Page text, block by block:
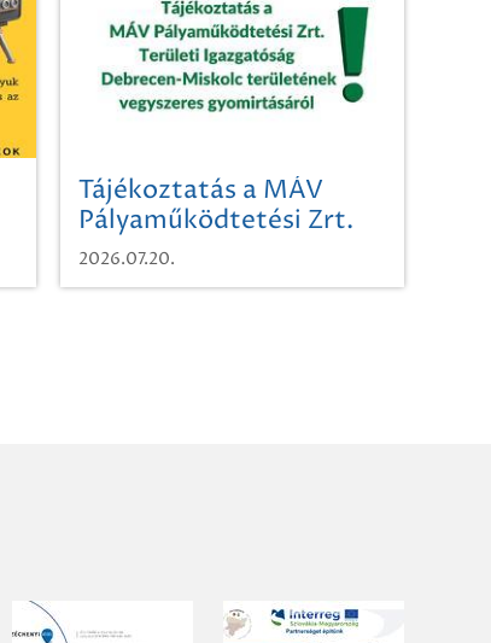
Tájékoztatás a MÁV
Pályaműködtetési Zrt.
Területi Igazgatóság
Debrecen-Miskolc
2026.07.20.